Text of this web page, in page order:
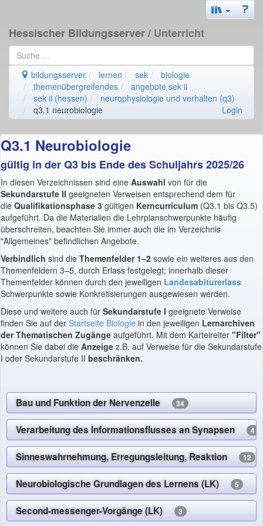
Hessischer Bildungsserver/ Unterricht
bildungsserver lernen sek
biologie
themenübergreifendes
angebote sek ii
sek ii (hessen)
neurophysiologie und verhalten (q3)
q3.1 neurobiologie
Login
Q3.1 Neurobiologie
gültig in der Q3 bis Ende des Schuljahrs 2025/26
In diesen Verzeichnissen sind eine Auswahl von für die
Sekundarstufe II geeigneten Verweisen entsprechend dem für
die Qualifikationsphase 3 gültigen Kerncurriculum (Q3.1 bis Q3.5)
aufgeführt. Da die Materialien die Lehrplanschwerpunkte häufig
überschreiten, beachten Sie immer auch die im Verzeichnis
"Allgemeines" befindlichen Angebote.
Verbindlich sind die Themenfelder 1–2 sowie ein weiteres aus den
Themenfeldern 3–5, durch Erlass festgelegt; innerhalb dieser
Themenfelder können durch den jeweiligen Landesabiturerlass
Schwerpunkte sowie Konkretisierungen ausgewiesen werden.
Diese und weitere auch für Sekundarstufe I geeignete Verweise
finden Sie auf der Startseite Biologie in den jeweiligen Lernarchiven
der Thematischen Zugänge aufgeführt. Mit dem Karteireiter "Filter"
können Sie dabei die Anzeige z.B. auf Verweise für die Sekundarstufe
I oder Sekundarstufe II beschränken.
Bau und Funktion der Nervenzelle 34
Verarbeitung des Informationsflusses an Synapsen 4
Sinneswahrnehmung, Erregungsleitung, Reaktion 12
Neurobiologische Grundlagen des Lernens (LK) 5
Second-messenger-Vorgänge (LK) 3